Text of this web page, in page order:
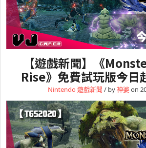
【遊戲新聞】《
Rise》免費試玩版今日
Nintendo遊戲新聞 / by神婆on